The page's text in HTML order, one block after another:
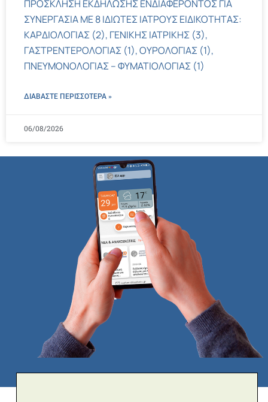
ΠΡΟΣΚΛΗΣΗ ΕΚΔΗΛΩΣΗΣ ΕΝΔΙΑΦΕΡΟΝΤΟΣ ΓΙΑ
ΣΥΝΕΡΓΑΣΙΑ ΜΕ 8 ΙΔΙΩΤΕΣ ΙΑΤΡΟΥΣ ΕΙΔΙΚΟΤΗΤΑΣ:
ΚΑΡΔΙΟΛΟΓΙΑΣ (2), ΓΕΝΙΚΗΣ ΙΑΤΡΙΚΗΣ (3),
ΓΑΣΤΡΕΝΤΕΡΟΛΟΓΙΑΣ (1), ΟΥΡΟΛΟΓΙΑΣ (1),
ΠΝΕΥΜΟΝΟΛΟΓΙΑΣ – ΦΥΜΑΤΙΟΛΟΓΙΑΣ (1)
ΔΙΑΒΑΣΤΕ ΠΕΡΙΣΣΌΤΕΡΑ »
06/08/2026